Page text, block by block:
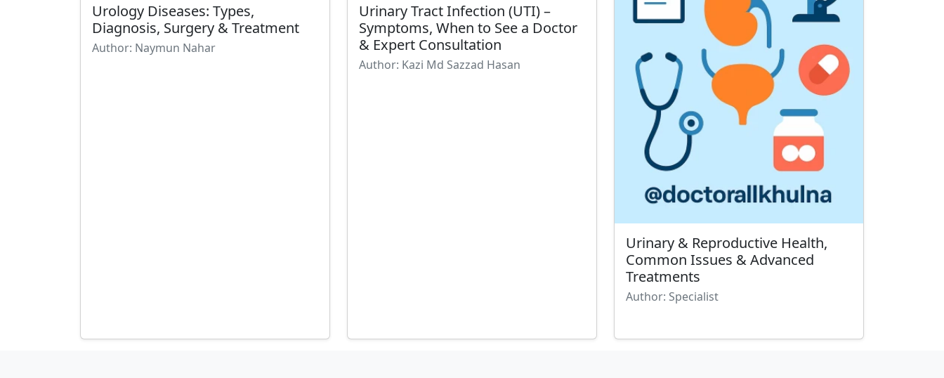
Urology Diseases: Types,
Diagnosis, Surgery & Treatment
Author: Naymun Nahar
Urinary Tract Infection (UTI) –
Symptoms, When to See a Doctor
& Expert Consultation
Author: Kazi Md Sazzad Hasan
Urinary & Reproductive Health,
Common Issues & Advanced
Treatments
Author: Specialist